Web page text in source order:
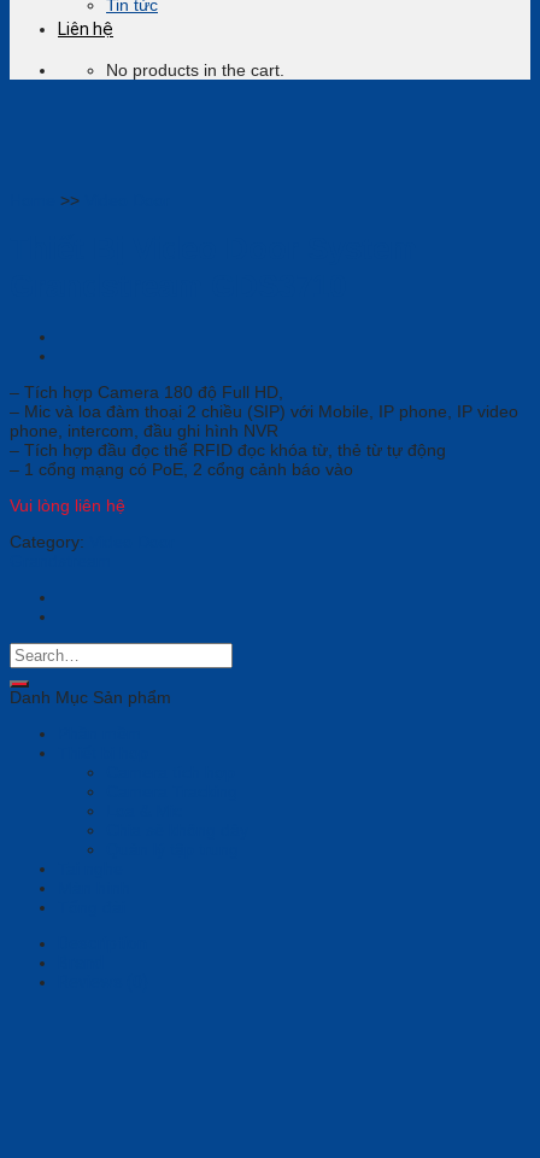
Tin tức
Liên hệ
No products in the cart.
>>
– Tích hợp Camera 180 độ Full HD,
– Mic và loa đàm thoại 2 chiều (SIP) với Mobile, IP phone, IP video
phone, intercom, đầu ghi hình NVR
– Tích hợp đầu đọc thể RFID đọc khóa từ, thẻ từ tự động
– 1 cổng mạng có PoE, 2 cổng cảnh báo vào
Vui lòng liên hệ
Category:
Danh Mục Sản phẩm